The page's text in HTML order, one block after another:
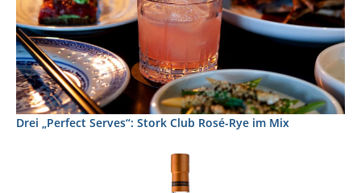
Drei „Perfect Serves“: Stork Club Rosé-Rye im Mix